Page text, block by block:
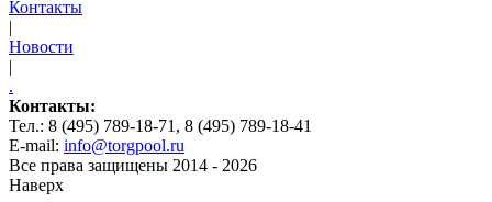
Контакты
|
Новости
|
.
Контакты:
Тел.: 8 (495) 789-18-71, 8 (495) 789-18-41
E-mail: info@torgpool.ru
Все права защищены 2014 - 2026
Наверх